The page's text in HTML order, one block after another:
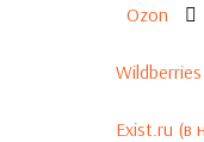
Ozon
Wildberries
Exist.ru (в